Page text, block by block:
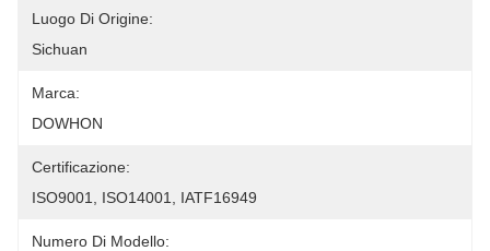
Luogo Di Origine:
Sichuan
Marca:
DOWHON
Certificazione:
ISO9001, ISO14001, IATF16949
Numero Di Modello: